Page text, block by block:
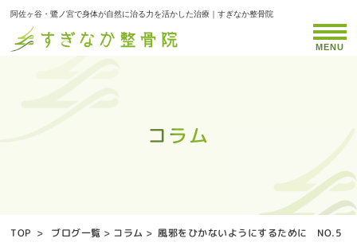
阿佐ヶ谷・鷺ノ宮で身体が自然に治る力を活かした治療｜すぎなか整骨院
コラム
コラム
コラム
コラム
コラム
コラム
コラム
コラム
コラム
コラム
コラム
コラム
コラム
コラム
コラム
コラム
コラム
コラム
コラム
コラム
コラム
コラム
コラム
コラム
コラム
コラム
MENU
TOP > ブログ一覧 > コラム > 風邪をひかないようにするために NO.5